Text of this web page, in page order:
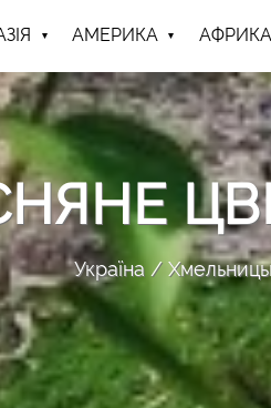
АМЕРИКА АФРИКА
Україна